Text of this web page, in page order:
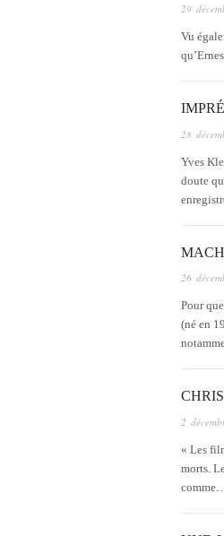
29
Vu
28
Yves
doute
26
Pour
(né en
2
« Les
morts.
comme…